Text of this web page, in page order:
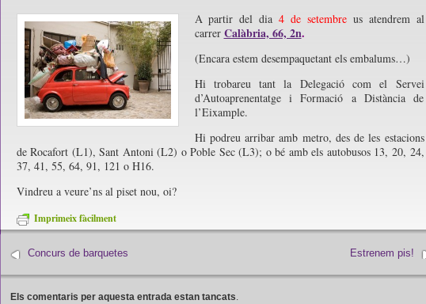
A partir del dia4 de setembreus atendrem al
carrer Calàbria, 66, 2n.
(Encara estem desempaquetant els embalums…)
Hi trobareu tant la Delegació com el Servei
d’Autoaprenentatge i Formació a Distància de
l’Eixample.
Hi podreu arribar amb metro, des de les estacions
de Rocafort (L1), Sant Antoni (L2) o Poble Sec (L3); o bé amb els autobusos 13, 20, 24,
37, 41, 55, 64, 91, 121 o H16.
Vindreu a veure’ns al piset nou, oi?
Imprimeix fàcilment
Estrenem pis!
Concurs de barquetes
Els comentaris per aquesta entrada estan tancats.